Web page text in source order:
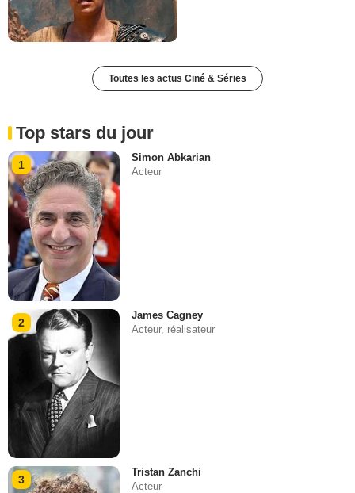
Toutes les actus Ciné & Séries
Top stars du jour
1
Simon Abkarian
Acteur
2
James Cagney
Acteur, réalisateur
3
Tristan Zanchi
Acteur